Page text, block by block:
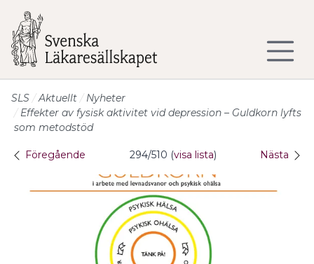
SLS Aktuellt
Nyheter
Effekter av fysisk aktivitet vid depression – Guldkorn lyfts
som metodstöd
Föregående 294/510 (visa lista) Nästa